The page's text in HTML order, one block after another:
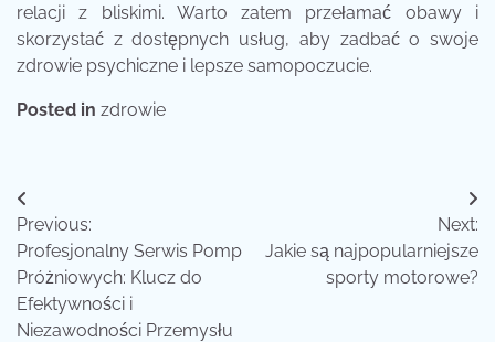
relacji z bliskimi. Warto zatem przełamać obawy i
skorzystać z dostępnych usług, aby zadbać o swoje
zdrowie psychiczne i lepsze samopoczucie.
Posted in zdrowie
Nawigacja
wpisu
Previous:
Profesjonalny Serwis Pomp
Próżniowych: Klucz do
Efektywności i
Niezawodności Przemysłu
Next:
Jakie są najpopularniejsze
sporty motorowe?